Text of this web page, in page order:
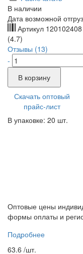
В наличии
Дата возможной
Артикул 120102408
(4.7)
Отзывы (13)
-
В корзину
Скачать оптовый
прайс-лист
В упаковке: 20 шт.
Оптовые цены
формы оплаты и
Подробнее
63.6 /шт.